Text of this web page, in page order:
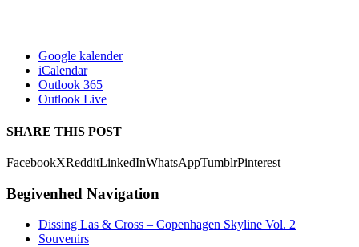
Google kalender
iCalendar
Outlook 365
Outlook Live
SHARE THIS POST
FacebookXRedditLinkedInWhatsAppTumblrPinterest
Begivenhed Navigation
Dissing Las & Cross – Copenhagen Skyline Vol. 2
Souvenirs